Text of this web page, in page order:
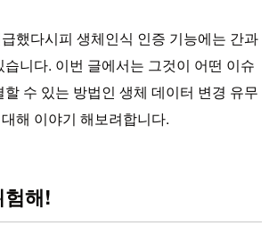
했다시피 생체인식 인증 기능에는 간과
니다. 이번 글에서는 그것이 어떤 이슈
수 있는 방법인 생체 데이터 변경 유무
해 이야기 해보려합니다.
해!